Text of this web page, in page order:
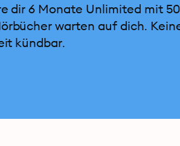
dir 6 Monate Unlimited mit
warten auf dich.
kündbar.